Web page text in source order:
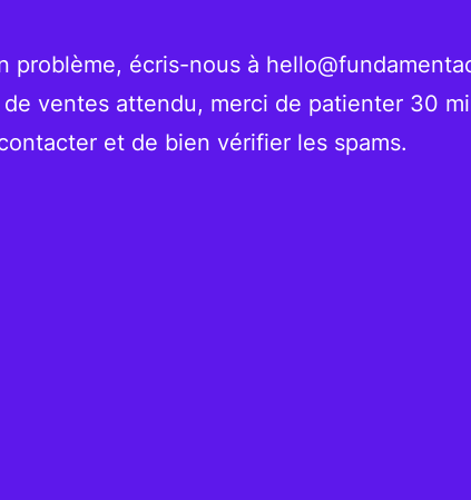
problème, écris-nous à
ventes attendu, merci de patienter 30
et de bien vérifier les spams.